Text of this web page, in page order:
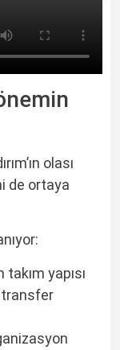
olası
de ortaya
yapısı
transfer